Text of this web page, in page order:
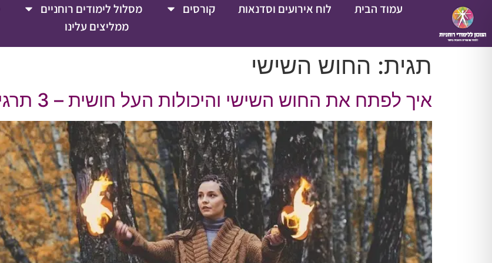
עמוד הבית לוח אירועים וסדנאות קורסים מסלול לימודים רוחניים
ממליצים עלינו
תגית: החוש השישי
איך לפתח את החוש השישי והיכולות העל חושית – 3 תרגילים